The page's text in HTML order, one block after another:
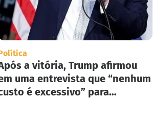
a vitória, Trump afirmou
uma entrevista que “nenhum
é excessivo” para